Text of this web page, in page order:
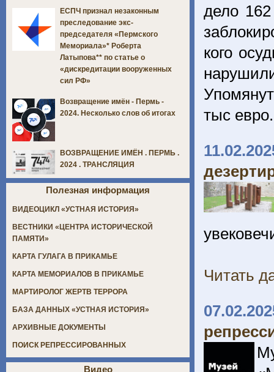
дело
кого
тыс
Читать
ЕСПЧ признал незаконным
преследование экс-
председателя «Пермского
Мемориала»* Роберта
Латыпова** по статье о
«дискредитации вооруженных
сил РФ»
Возвращение имён - Пермь -
2024. Несколько слов об итогах
ВОЗВРАЩЕНИЕ ИМЁН . ПЕРМЬ .
2024 . ТРАНСЛЯЦИЯ
Полезная информация
ВИДЕОЦИКЛ «УСТНАЯ ИСТОРИЯ»
ВЕСТНИКИ «ЦЕНТРА ИСТОРИЧЕСКОЙ
ПАМЯТИ»
КАРТА ГУЛАГА В ПРИКАМЬЕ
КАРТА МЕМОРИАЛОВ В ПРИКАМЬЕ
МАРТИРОЛОГ ЖЕРТВ ТЕРРОРА
БАЗА ДАННЫХ «УСТНАЯ ИСТОРИЯ»
АРХИВНЫЕ ДОКУМЕНТЫ
ПОИСК РЕПРЕССИРОВАННЫХ
Видео